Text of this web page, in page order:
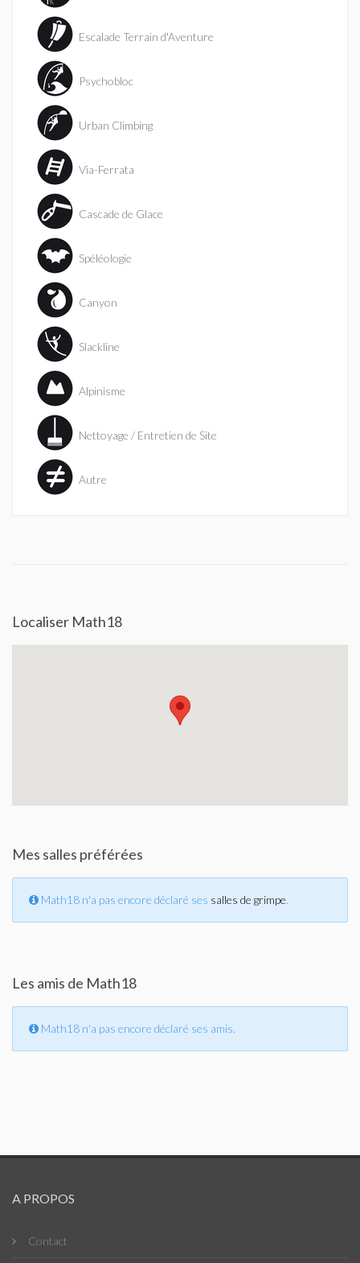
Escalade Terrain d'Aventure
Psychobloc
Urban Climbing
Via-Ferrata
Cascade de Glace
Spéléologie
Canyon
Slackline
Alpinisme
Nettoyage / Entretien de Site
Autre
Localiser Math18
Mes salles préférées
Math18 n'a pas encore déclaré ses salles de grimpe.
Les amis de Math18
Math18 n'a pas encore déclaré ses amis.
A PROPOS
Contact